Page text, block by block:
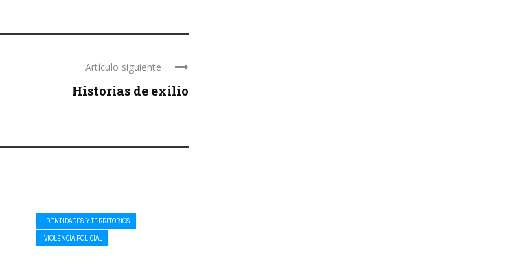
Artículo siguiente
Historias de exilio
IDENTIDADES Y TERRITORIOS
VIOLENCIA POLICIAL